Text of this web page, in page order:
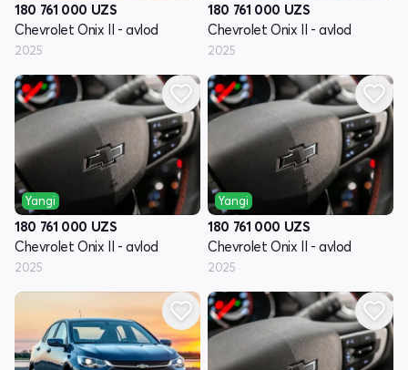
180 761 000 UZS
Chevrolet Onix II - avlod
2025
180 761 000 UZS
Chevrolet Onix II - avlod
2025
Yangi
180 761 000 UZS
Chevrolet Onix II - avlod
2025
Yangi
180 761 000 UZS
Chevrolet Onix II - avlod
2025